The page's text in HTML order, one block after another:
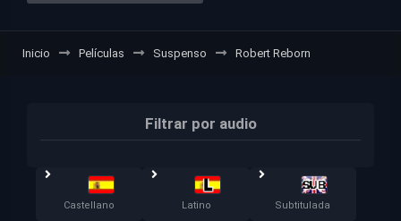
Inicio Películas Suspenso Robert Reborn
Filtrar por audio
Castellano Latino Subtitulada